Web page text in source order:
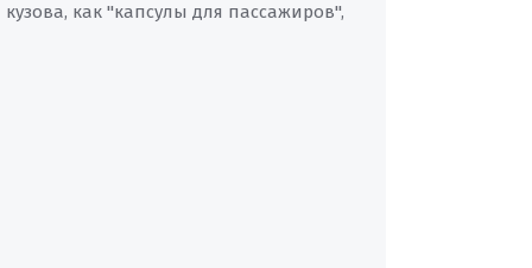
как "капсулы для пассажиров",